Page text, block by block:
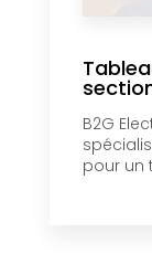
B2G
pour un